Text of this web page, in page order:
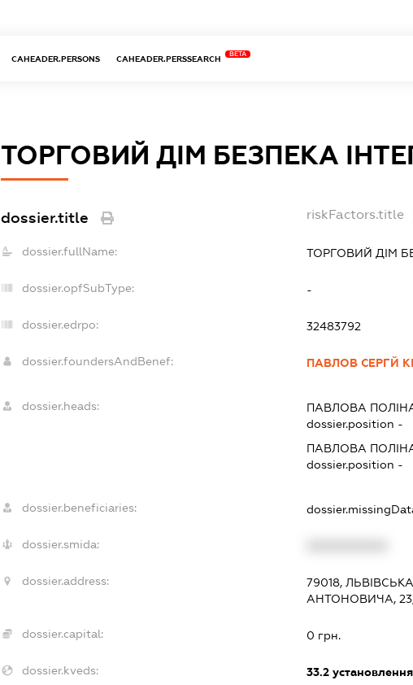
CAHEADER.PERSONS CAHEADER.PERSSEARCH
BETA
ТОРГОВИЙ ДІМ БЕЗПЕКА
dossier.title riskFactors.title
dossier.fullName: ТОРГОВИЙ ДІМ
dossier.opfSubType: -
dossier.edrpo: 32483792
dossier.foundersAndBenef: ПАВЛОВ СЕРГЙ
dossier.heads: ПАВЛОВА
dossier.position -
ПАВЛОВА
dossier.position -
dossier.beneficiaries:
dossier.smida:
dossier.address:
79018,
АНТОНОВИЧА,
dossier.capital: 0 грн.
dossier.kveds: 33.2